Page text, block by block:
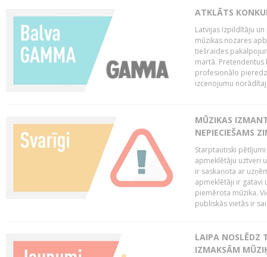
ATKLĀTS
Latvijas Izpildītāju
mūzikas nozares
tiešraides
martā. Pretendentus
profesionālo
izcenojumu
MŪZIKAS
NEPIECIEŠAMS
Starptautiski
apmeklētāju uztveri
ir saskaņota ar
apmeklētāji ir gatavi
piemērota mūzika.
publiskās vietās ir
LAIPA NOSLĒDZ
IZMAKSĀM